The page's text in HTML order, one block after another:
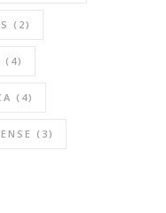
(2)
(4)
(4)
(3)